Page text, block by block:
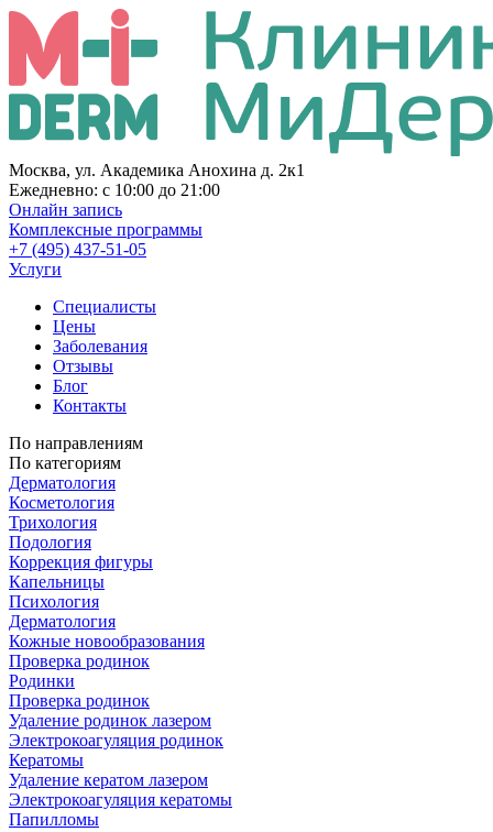
Москва, ул. Академика Анохина д. 2к1
Ежедневно: с 10:00 до 21:00
Онлайн запись
Комплексные программы
+7 (495) 437-51-05
Услуги
Специалисты
Цены
Заболевания
Отзывы
Блог
Контакты
По направлениям
По категориям
Дерматология
Косметология
Трихология
Подология
Коррекция фигуры
Капельницы
Психология
Дерматология
Кожные новообразования
Проверка родинок
Родинки
Проверка родинок
Удаление родинок лазером
Электрокоагуляция родинок
Кератомы
Удаление кератом лазером
Электрокоагуляция кератомы
Папилломы